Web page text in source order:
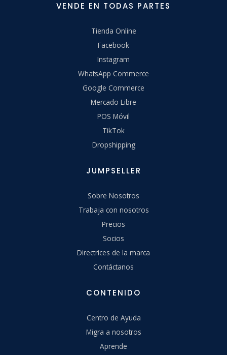
VENDE EN TODAS PARTES
Tienda Online
Facebook
Instagram
WhatsApp Commerce
Google Commerce
Mercado Libre
POS Móvil
TikTok
Dropshipping
JUMPSELLER
Sobre Nosotros
Trabaja con nosotros
Precios
Socios
Directrices de la marca
Contáctanos
CONTENIDO
Centro de Ayuda
Migra a nosotros
Aprende